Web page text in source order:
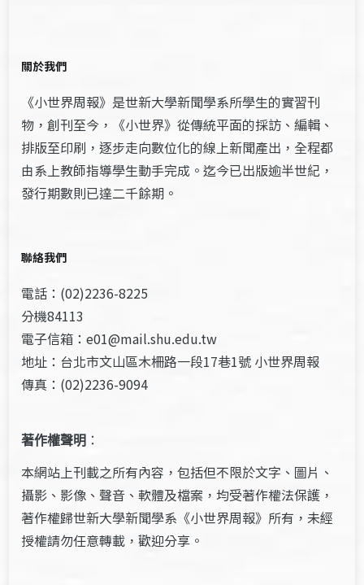
關於我們
《小世界周報》是世新大學新聞學系所學生的實習刊
物，創刊至今，《小世界》從傳統平面的採訪、編輯、
排版至印刷，逐步走向數位化的線上新聞產出，全程都
由系上教師指導學生動手完成。迄今已出版逾半世紀，
發行期數則已達二千餘期。
聯絡我們
電話：(02)2236-8225
分機84113
電子信箱：e01@mail.shu.edu.tw
地址：台北市文山區木柵路一段17巷1號 小世界周報
傳真：(02)2236-9094
著作權聲明 ：
本網站上刊載之所有內容，包括但不限於文字、圖片、
攝影、影像、聲音、軟體及檔案，均受著作權法保護，
著作權歸世新大學新聞學系《小世界周報》所有，未經
授權請勿任意轉載，歡迎分享。